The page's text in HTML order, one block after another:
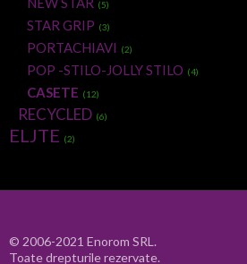
(5)
STAR GRIP (3)
PORTACHIAVI (2)
POP -STILO-JOLLY STILO (4)
CASETE (12)
RECYCLED (6)
ELJTE (2)
© 2006-2021 Enorom SRL.
Toate drepturile rezervate.